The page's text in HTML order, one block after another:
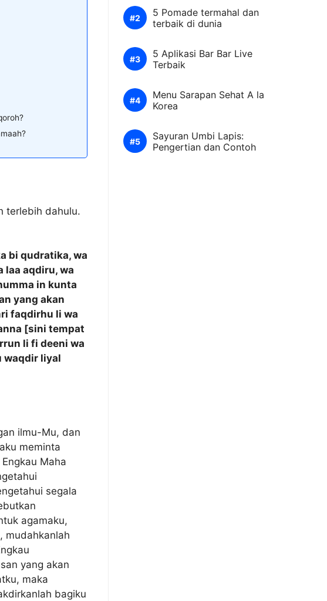
terlebih dahulu.
bi qudratika, wa
laa aqdiru, wa
in kunta
yang akan
faqdirhu li wa
[sini tempat
li fi deeni wa
waqdir liyal
ilmu-Mu, dan
meminta
Maha
segala
agamaku,
mudahkanlah
yang akan
maka
bagiku
5 Pomade termahal dan
terbaik di dunia
5 Aplikasi Bar Bar Live
Terbaik
Menu Sarapan Sehat A la
Korea
Sayuran Umbi Lapis:
Pengertian dan Contoh